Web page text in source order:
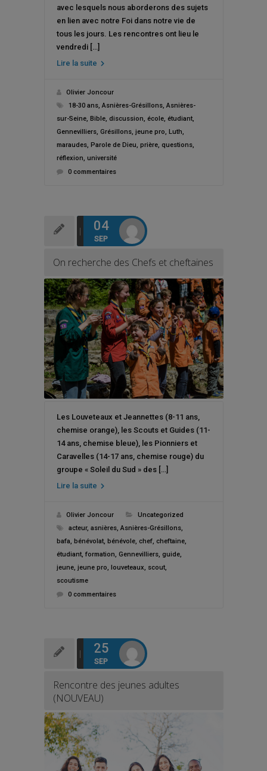
avec lesquels nous aborderons des sujets
en lien avec notre Foi dans notre vie de
tous les jours. Les rencontres ont lieu le
vendredi […]
Lire la suite
Olivier Joncour
18-30 ans, Asnières-Grésillons, Asnières-
sur-Seine, Bible, discussion, école, étudiant,
Gennevilliers, Grésillons, jeune pro, Luth,
maraudes, Parole de Dieu, prière, questions,
réflexion, université
0 commentaires
04
SEP
On recherche des Chefs et cheftaines
Les Louveteaux et Jeannettes (8-11 ans,
chemise orange), les Scouts et Guides (11-
14 ans, chemise bleue), les Pionniers et
Caravelles (14-17 ans, chemise rouge) du
groupe « Soleil du Sud » des […]
Lire la suite
Olivier Joncour
Uncategorized
acteur, asnières, Asnières-Grésillons,
bafa, bénévolat, bénévole, chef, cheftaine,
étudiant, formation, Gennevilliers, guide,
jeune, jeune pro, louveteaux, scout,
scoutisme
0 commentaires
25
SEP
Rencontre des jeunes adultes
(NOUVEAU)